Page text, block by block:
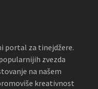
portal za tinejdžere.
zvezda
na našem
kreativnost